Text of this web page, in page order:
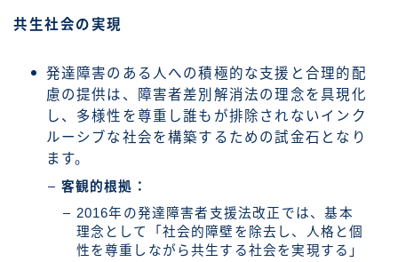
共生社会の実現
発達障害のある人への積極的な支援と合理的配
慮の提供は、障害者差別解消法の理念を具現化
し、多様性を尊重し誰もが排除されないインク
ルーシブな社会を構築するための試金石となり
ます。
客観的根拠：
2016年の発達障害者支援法改正では、基本
理念として「社会的障壁を除去し、人格と個
性を尊重しながら共生する社会を実現する」